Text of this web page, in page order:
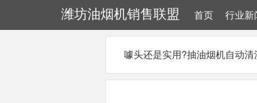
潍坊油烟机销售联盟 首页 行业新
噱头还是实用?抽油烟机自动